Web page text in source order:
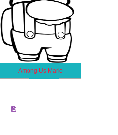
Among Us Mario